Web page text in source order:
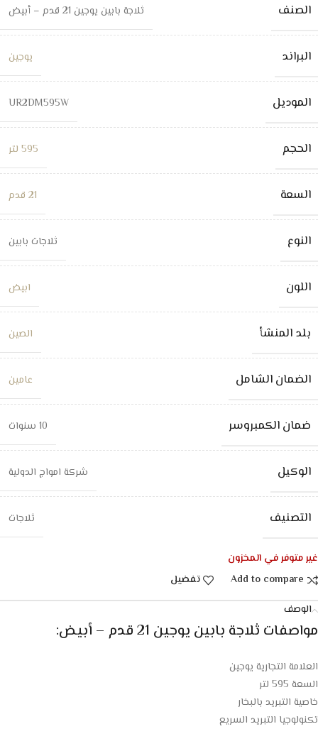
الصنف ثلاجة بابين يوجين 21 قدم – أبيض
البراند يوجين
الموديل UR2DM595W
الحجم 595 لتر
السعة 21 قدم
النوع ثلاجات بابين
اللون ابيض
بلد المنشأ الصين
الضمان الشامل عامين
ضمان الكمبروسر 10 سنوات
الوكيل شركة امواج الدولية
التصنيف ثلاجات
غير متوفر في المخزون
Add to compare
تفضيل
الوصف
مواصفات ثلاجة بابين يوجين 21 قدم – أبيض:
العلامة التجارية يوجين
السعة 595 لتر
خاصية التبريد بالبخار
تكنولوجيا التبريد السريع